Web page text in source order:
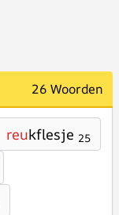
26 Woorden
reukflesje 25